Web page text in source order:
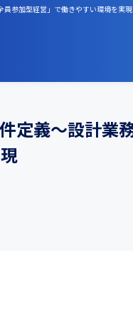
参加型経営」で働きやすい環境を実現
定義～設計業